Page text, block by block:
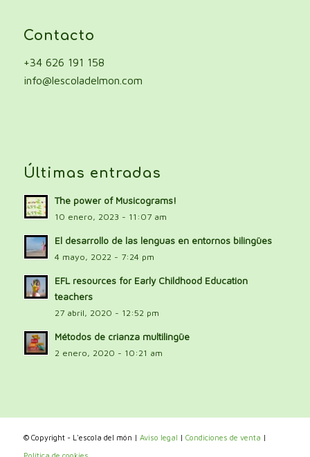
Contacto
+34 626 191 158
info@lescoladelmon.com
Últimas entradas
The power of Musicograms!
10 enero, 2023 - 11:07 am
El desarrollo de las lenguas en entornos bilingües
4 mayo, 2022 - 7:24 pm
EFL resources for Early Childhood Education
teachers
27 abril, 2020 - 12:52 pm
Métodos de crianza multilingüe
2 enero, 2020 - 10:21 am
© Copyright - L'escola del món | Aviso legal | Condiciones de venta |
Política de cookies